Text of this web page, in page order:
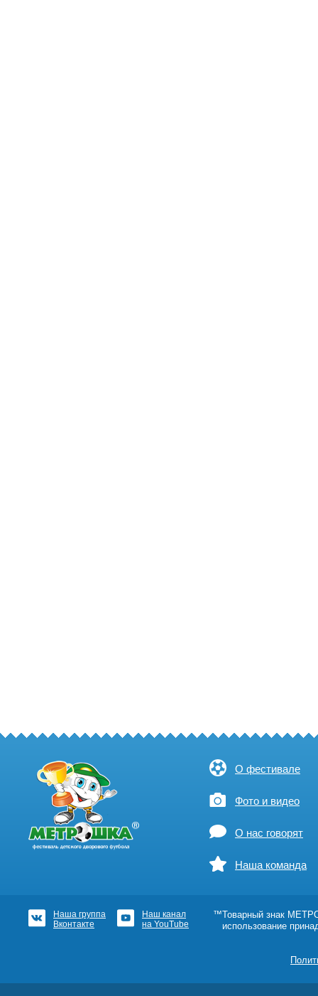
О фестивале
Фото и видео
О нас говорят
Наша команда
Наша группа
Вконтакте
Наш канал
на YouTube
™Товарный знак
использование